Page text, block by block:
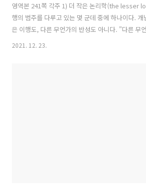
영역본 241쪽 각주 1) 더 작은 논리학(the lesser
행의 범주를 다루고 있는 몇 군데 중에 하나이다. 개
은 이행도, 다른 무언가의 반성도 아니다. "다른 무
범위 안에서의 변증법적인 과정이다. 즉, 본질의 범
2021. 12. 23.